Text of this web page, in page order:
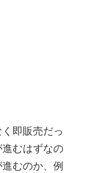
即販売だっ
むはずなの
むのか、例